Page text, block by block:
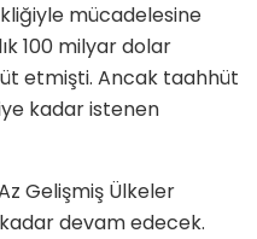
mücadelesine
100 milyar dolar
etmişti. Ancak taahhüt
kadar istenen
Gelişmiş Ülkeler
devam edecek.